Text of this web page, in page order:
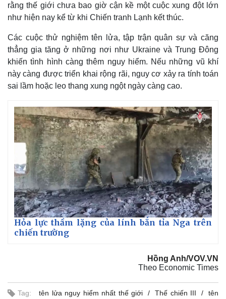
rằng thế giới chưa bao giờ cận kề một cuộc xung đột lớn
như hiện nay kể từ khi Chiến tranh Lạnh kết thúc.
Các cuộc thử nghiệm tên lửa, tập trận quân sự và căng
thẳng gia tăng ở những nơi như Ukraine và Trung Đông
khiến tình hình càng thêm nguy hiểm. Nếu những vũ khí
này càng được triển khai rộng rãi, nguy cơ xảy ra tính toán
sai lầm hoặc leo thang xung ngột ngày càng cao.
Hỏa lực thầm lặng của lính bắn tỉa Nga trên
chiến trường
Hồng Anh/VOV.VN
Theo Economic Times
Tag: tên lửa nguy hiểm nhất thế giới Thế chiến III
tên